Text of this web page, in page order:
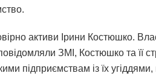
активи Ірини Костюшко.
ЗМІ, Костюшко та її
підприємствам із їх